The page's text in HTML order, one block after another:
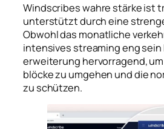
Windscribes wahre stärke ist
unterstützt durch eine
Obwohl das monatliche
intensives streaming eng sein
erweiterung hervorragend,
blöcke zu umgehen und die
zu schützen.